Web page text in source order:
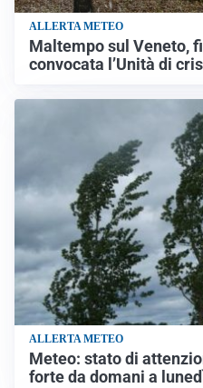
ALLERTA METEO
Maltempo sul Veneto,
convocata l’Unità di
ALLERTA METEO
Meteo: stato di
forte da domani a